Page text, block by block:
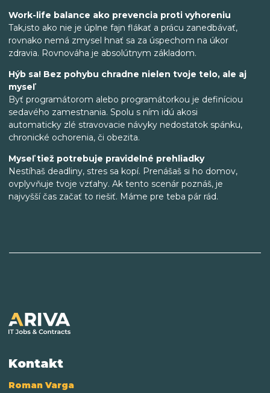
Work-life balance ako prevencia proti vyhoreniu
Tak,isto ako nie je úplne fajn flákať a prácu zanedbávať,
rovnako nemá zmysel hnať sa za úspechom na úkor
zdravia. Rovnováha je absolútnym základom.
Hýb sa! Bez pohybu chradne nielen tvoje telo, ale aj
myseľ
Byť programátorom alebo programátorkou je definíciou
sedavého zamestnania. Spolu s ním idú akosi
automaticky zlé stravovacie návyky nedostatok spánku,
chronické ochorenia, či obezita.
Myseľ tiež potrebuje pravidelné prehliadky
Nestíhaš deadliny, stres sa kopí. Prenášaš si ho domov,
ovplyvňuje tvoje vzťahy. Ak tento scenár poznáš, je
najvyšší čas začať to riešiť. Máme pre teba pár rád.
Kontakt
Roman Varga